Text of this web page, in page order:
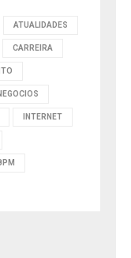
ATUALIDADES
CARREIRA
INTERNET